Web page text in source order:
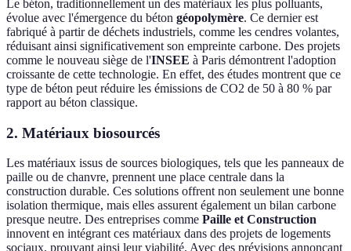
Le béton, traditionnellement un des matériaux les plus polluants,
évolue avec l'émergence du béton géopolymère. Ce dernier est
fabriqué à partir de déchets industriels, comme les cendres volantes,
réduisant ainsi significativement son empreinte carbone. Des projets
comme le nouveau siège de l'INSEE à Paris démontrent l'adoption
croissante de cette technologie. En effet, des études montrent que ce
type de béton peut réduire les émissions de CO2 de 50 à 80 % par
rapport au béton classique.
2. Matériaux biosourcés
Les matériaux issus de sources biologiques, tels que les panneaux de
paille ou de chanvre, prennent une place centrale dans la
construction durable. Ces solutions offrent non seulement une bonne
isolation thermique, mais elles assurent également un bilan carbone
presque neutre. Des entreprises comme Paille et Construction
innovent en intégrant ces matériaux dans des projets de logements
sociaux, prouvant ainsi leur viabilité. Avec des prévisions annonçant